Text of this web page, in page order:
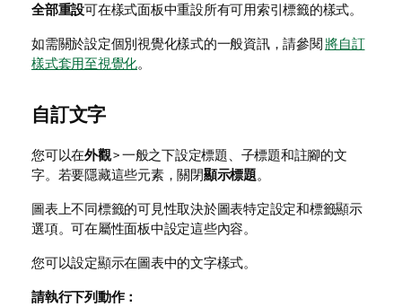
全部重設可在樣式面板中重設所有可用索引標籤的樣式。
如需關於設定個別視覺化樣式的一般資訊，請參閱將自訂
樣式套用至視覺化。
自訂文字
您可以在外觀> 一般之下設定標題、子標題和註腳的文
字。若要隱藏這些元素，關閉顯示標題。
圖表上不同標籤的可見性取決於圖表特定設定和標籤顯示
選項。可在屬性面板中設定這些內容。
您可以設定顯示在圖表中的文字樣式。
請執行下列動作：